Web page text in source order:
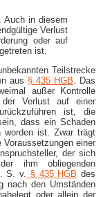
Auch in diesem
Verlust
oder auf
ist.
Teilstrecke
aus § 435 HGB . Das
außer Kontrolle
Verlust auf einer
ist, die
dass ein Schaden
worden ist. Zwar trägt
einer
der sich
ihm obliegenden
S. v.
§ 435 HGB des
nach den Umständen
oder allein der